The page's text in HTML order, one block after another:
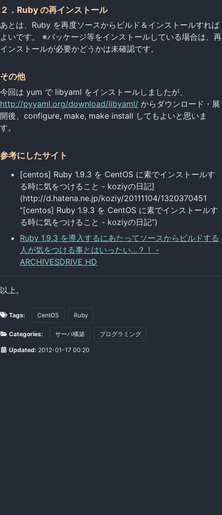
２．Ruby の再インストール
あとは、Ruby を再度ソースからビルド＆インストールすれば
よいです。 ※パッケージ等をインストールしている場合は、再
インストールが必要かどうかは未確認です。
その他
今回は yum で libyaml をインストールしましたが、
http://pyyaml.org/download/libyaml/ からダウンロード・展
開後、configure, make, make install してもよいと思いま
す。
参考にしたサイト
[centos] Ruby 1.9.3 を CentOS に素でインストールす
る時に気をつけること - koziyの日記]
(http://d.hatena.ne.jp/koziy/20111104/1320370451
“[centos] Ruby 1.9.3 を CentOS に素でインストールす
る時に気をつけること - koziyの日記”)
Ruby 1.9.3 を導入するにあたってソースからビルドする
人が気をつける事とはいったい…？！ -
ARCHIVESDRIVE HD
以上。
Tags: CentOS Ruby
Categories: サーバ構築 プログラミング
Updated: 2012-01-17 00:20